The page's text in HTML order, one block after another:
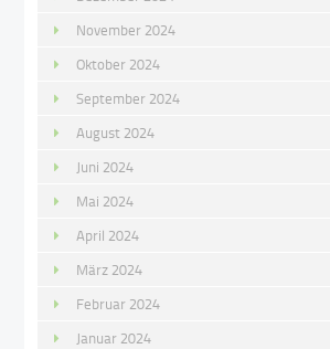
November 2024
Oktober 2024
September 2024
August 2024
Juni 2024
Mai 2024
April 2024
März 2024
Februar 2024
Januar 2024